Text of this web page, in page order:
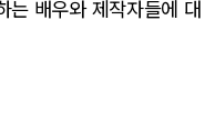
는 배우와 제작자들에 대